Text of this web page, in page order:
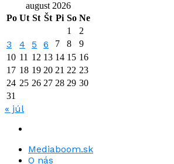
august 2026
Po Ut St Št Pi So Ne
1
2
3 4 5 6 7 8
9
10 11 12 13 14 15 16
17 18 19 20 21 22 23
24 25 26 27 28 29 30
31
« júl
Mediaboom.sk
O nás